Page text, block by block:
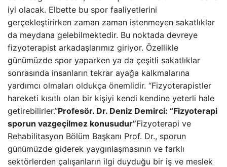
iyi olacak. Elbette bu spor faaliyetlerini
gerçekleştirirken zaman zaman istenmeyen sakatlıklar
da meydana gelebilmektedir. Bu noktada devreye
fizyoterapist arkadaşlarımız giriyor. Özellikle
günümüzde spor yaparken ya da çeşitli sakatlıklar
sonrasında insanların tekrar ayağa kalkmalarına
yardımcı olmaları oldukça önemlidir. “Fizyoterapistler
hareketi kısıtlı olan bir kişiyi kendi kendine yeterli hale
getirebilirler.”Profesör. Dr. Deniz Demirci: “Fizyoterapi
sporun vazgeçilmez konusudur”Fizyoterapi ve
Rehabilitasyon Bölüm Başkanı Prof. Dr., sporun
günümüzde giderek yaygınlaşmasının ve farklı
sektörlerden çalışanların ilgi duyduğu bir iş ve meslek